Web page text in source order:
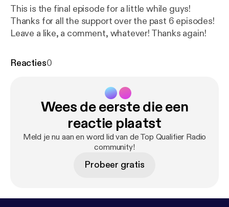
This is the final episode for a little while guys!
Thanks for all the support over the past 6 episodes!
Leave a like, a comment, whatever! Thanks again!
Reacties0
Wees de eerste die een
reactie plaatst
Meld je nu aan en word lid van de Top Qualifier Radio
community!
Probeer gratis